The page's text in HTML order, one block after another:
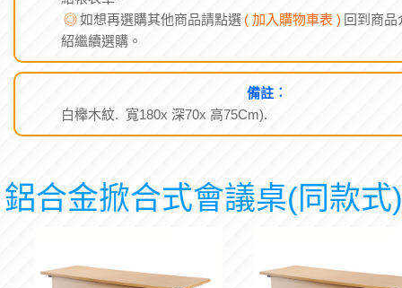
◎如想再選購其他商品請點選 ( 加入購物車表 ) 回到商品
紹繼續選購。
備註︰
白櫸木紋. 寬180x 深70x 高75Cm).
鋁合金掀合式會議桌(同款式)